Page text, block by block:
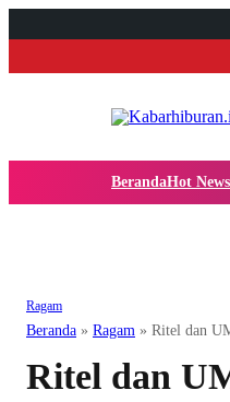
BerandaHot News
Ragam
Beranda » Ragam » Ritel dan
Ritel dan